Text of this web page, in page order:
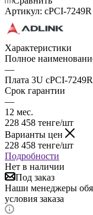
Артикул: cPCI-7249R
Характеристики
Полное
—
Плата 3U cPCI-
Срок гарантии
—
12 мес.
228 458 тенге/шт
Варианты цен
228 458 тенге/шт
Подробности
Нет в наличии
Под заказ
Наши менеджеры
условия заказа